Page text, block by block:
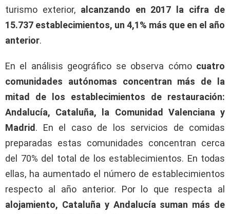
turismo exterior, alcanzando en 2017 la cifra de
15.737 establecimientos, un 4,1% más que en el año
anterior.
En el análisis geográfico se observa cómo cuatro
comunidades autónomas concentran más de la
mitad de los establecimientos de restauración:
Andalucía, Cataluña, la Comunidad Valenciana y
Madrid . En el caso de los servicios de comidas
preparadas estas comunidades concentran cerca
del 70% del total de los establecimientos. En todas
ellas, ha aumentado el número de establecimientos
respecto al año anterior. Por lo que respecta al
alojamiento, Cataluña y Andalucía suman más de